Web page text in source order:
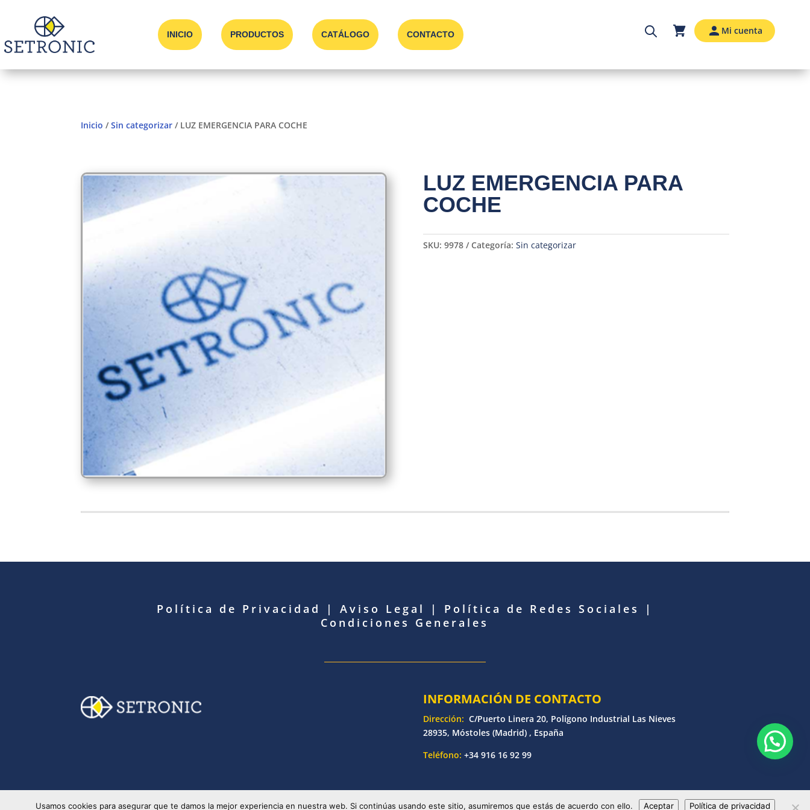
INICIO PRODUCTOS CATÁLOGO CONTACTO Mi cuenta
Inicio /Sin categorizar / LUZ EMERGENCIA PARA COCHE
LUZ EMERGENCIA PARA
COCHE
SKU: 9978 Categoría: Sin categorizar
Política de Privacidad | Aviso Legal | Política de Redes Sociales
|
Condiciones Generales
INFORMACIÓN DE CONTACTO
Dirección: C/Puerto Linera 20, Polígono Industrial Las Nieves
28935, Móstoles (Madrid) , España
Teléfono: +34 916 16 92 99
© Copyright 2025 Setronic | Desarrollado por Bankoi Software Factory | Todos los derechos reservados
Usamos cookies para asegurar que te damos la mejor experiencia en nuestra web. Si continúas usando este sitio, asumiremos que estás de acuerdo con ello. Aceptar Política de privacidad